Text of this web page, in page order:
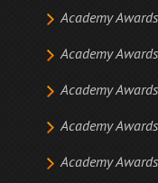
Academy
Academy
Academy
Academy
Academy